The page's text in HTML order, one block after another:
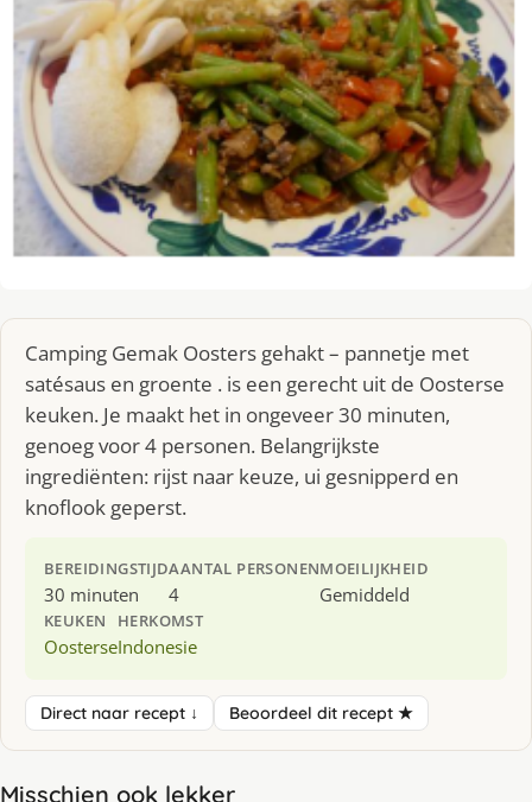
Camping Gemak Oosters gehakt – pannetje met
satésaus en groente . is een gerecht uit de Oosterse
keuken. Je maakt het in ongeveer 30 minuten,
genoeg voor 4 personen. Belangrijkste
ingrediënten: rijst naar keuze, ui gesnipperd en
knoflook geperst.
BEREIDINGSTIJD
30 minuten
AANTAL PERSONEN
4
MOEILIJKHEID
Gemiddeld
KEUKEN
Oosterse
HERKOMST
Indonesie
Direct naar recept ↓ Beoordeel dit recept ★
Misschien ook lekker